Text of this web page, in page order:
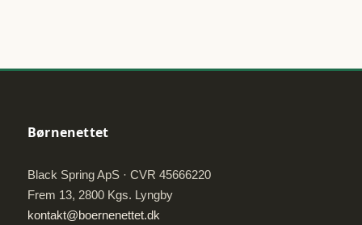
Børnenettet
Black Spring ApS · CVR 45666220
Frem 13, 2800 Kgs. Lyngby
kontakt@boernenettet.dk